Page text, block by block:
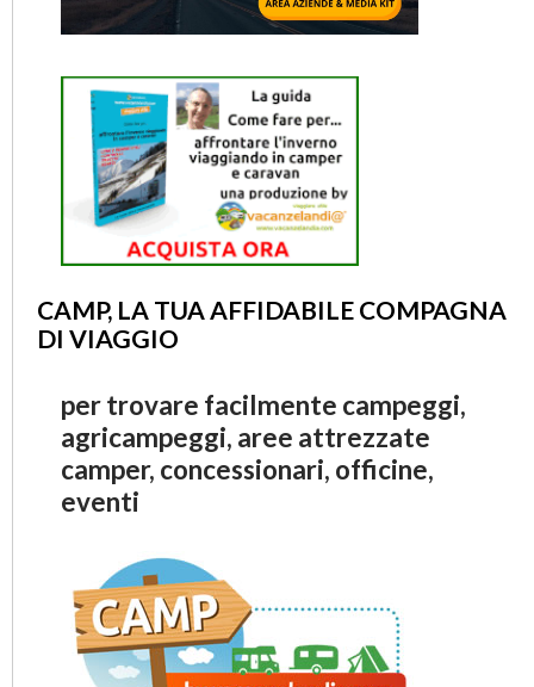
CAMP, LA TUA AFFIDABILE COMPAGNA
DI VIAGGIO
per trovare facilmente campeggi,
agricampeggi, aree attrezzate
camper, concessionari, officine,
eventi